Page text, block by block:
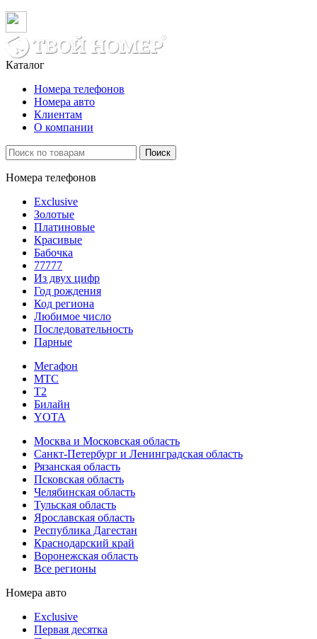
Каталог
Номера телефонов
Номера авто
Клиентам
О компании
Поиск
Номера телефонов
Exclusive
Золотые
Платиновые
Красивые
Бабочка
77777
Из двух цифр
Год рождения
Код региона
Любимое число
Последовательность
Парные
Мегафон
МТС
Т2
Билайн
YOTA
Москва и Московская область
Санкт-Петербург и Ленинградская область
Рязанская область
Псковская область
Челябинская область
Тульская область
Ярославская область
Республика Дагестан
Краснодарский край
Воронежская область
Все регионы
Номера авто
Exclusive
Первая десятка